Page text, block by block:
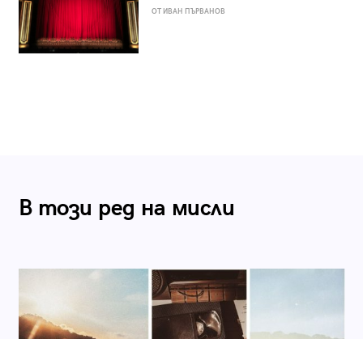
ОТ ИВАН ПЪРВАНОВ
В този ред на мисли